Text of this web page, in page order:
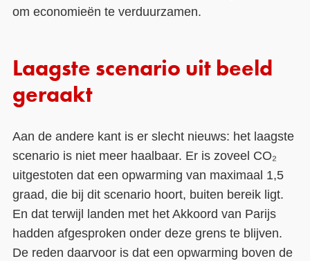
om economieën te verduurzamen.
Laagste scenario uit beeld
geraakt
Aan de andere kant is er slecht nieuws: het laagste
scenario is niet meer haalbaar. Er is zoveel CO₂
uitgestoten dat een opwarming van maximaal 1,5
graad, die bij dit scenario hoort, buiten bereik ligt.
En dat terwijl landen met het Akkoord van Parijs
hadden afgesproken onder deze grens te blijven.
De reden daarvoor is dat een opwarming boven de